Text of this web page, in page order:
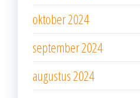
oktober 2024
september 2024
augustus 2024